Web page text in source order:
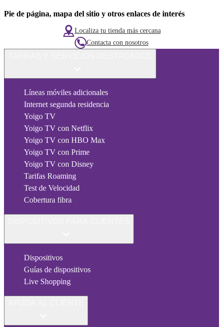
Pie de página, mapa del sitio y otros enlaces de interés
Localiza tu tienda más cercana
Contacta con nosotros
Líneas móviles adicionales
Internet segunda residencia
Yoigo TV
Yoigo TV con Netflix
Yoigo TV con HBO Max
Yoigo TV con Prime
Yoigo TV con Disney
Tarifas Roaming
Test de Velocidad
Cobertura fibra
Dispositivos
Guías de dispositivos
Live Shopping